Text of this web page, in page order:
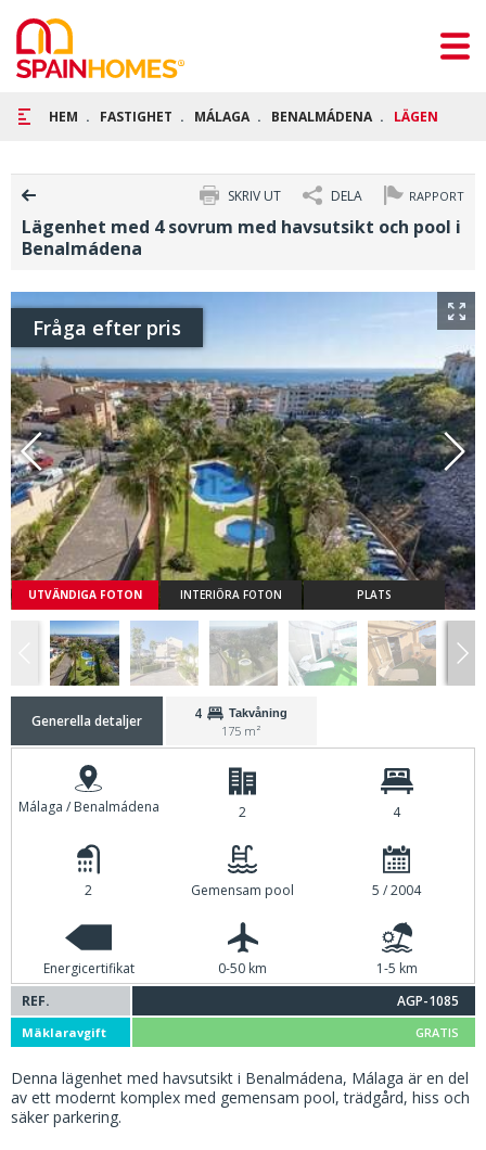
HEM FASTIGHET MÁLAGA BENALMÁDENA LÄGENHET
RAPPORT
DELA
SKRIV UT
Lägenhet med 4 sovrum med havsutsikt och pool i
Benalmádena
Fråga efter pris
UTVÄNDIGA FOTON INTERIÖRA FOTON PLATS
Generella detaljer 4 Takvåning
175 m²
Málaga / Benalmádena 2 4
2 Gemensam pool 5 / 2004
Energicertifikat 0-50 km
1-5 km
REF.
AGP-1085
Mäklaravgift GRATIS
Denna lägenhet med havsutsikt i Benalmádena, Málaga är en del
av ett modernt komplex med gemensam pool, trädgård, hiss och
säker parkering.